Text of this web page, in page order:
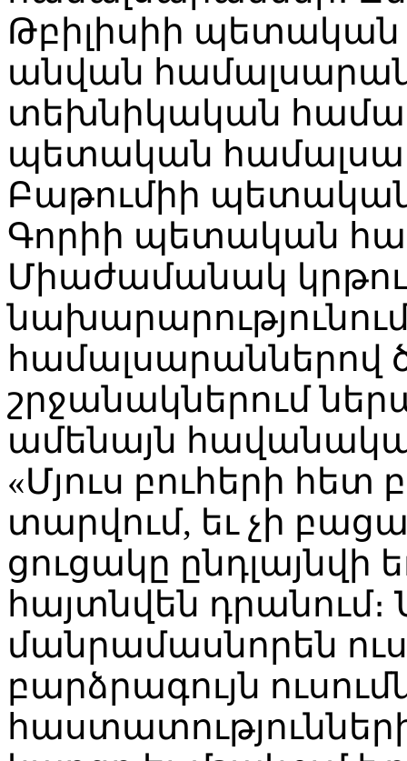
Թբիլիսիի պետական
անվան
տեխնիկական
պետական
Բաթումիի
Գորիի պետական
Միաժամանակ
նախարարությունում
շրջանակներում
ամենայն
«Մյուս բուհերի հետ
տարվում, եւ չի
ցուցակը ընդլայնվի
հայտնվեն
մանրամասնորեն
բարձրագույն